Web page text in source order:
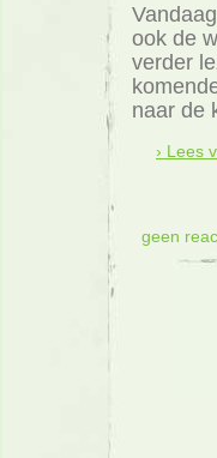
ook de
verder
naar de
› Lees
geen